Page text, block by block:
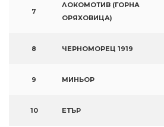
7
ЛОКОМОТИВ (ГОРНА
ОРЯХОВИЦА)
8 ЧЕРНОМОРЕЦ 1919
9 МИНЬОР
10 ЕТЪР